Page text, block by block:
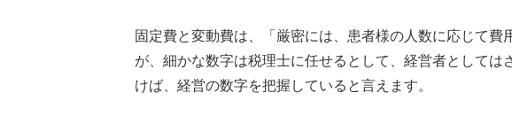
固定費と変動費は、「厳密には、患者様の人数に応じて費
が、細かな数字は税理士に任せるとして、経営者としては
けば、経営の数字を把握していると言えます。